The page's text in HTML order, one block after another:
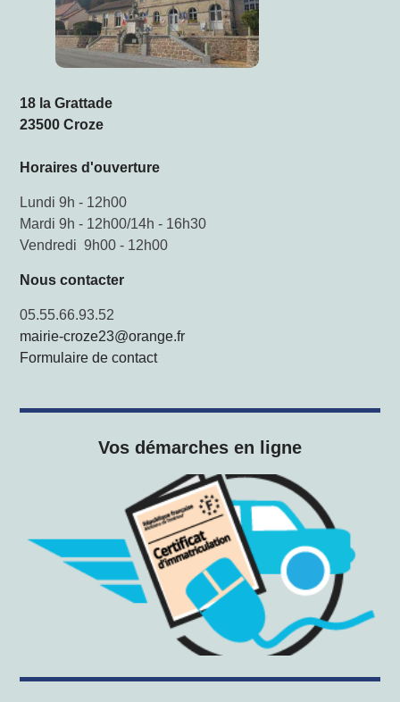
18 la Grattade
23500 Croze
Horaires d'ouverture
Lundi 9h - 12h00
Mardi 9h - 12h00/14h - 16h30
Vendredi 9h00 - 12h00
Nous contacter
05.55.66.93.52
mairie-croze23@orange.fr
Formulaire de contact
Vos démarches en ligne